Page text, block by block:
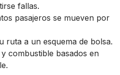
fallas.
pasajeros se mueven por
ruta a un esquema de bolsa.
combustible basados en